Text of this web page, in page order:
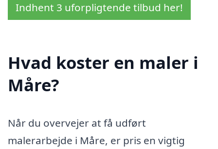
Indhent 3 uforpligtende tilbud her!
Hvad koster en maler i
Måre?
Når du overvejer at få udført
malerarbejde i Måre, er pris en vigtig